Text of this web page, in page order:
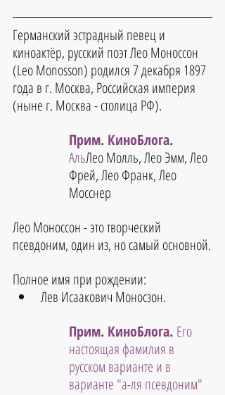
Германский эстрадный певец и
киноактёр, русский поэт Лео Моноссон
(Leo Monosson) родился 7 декабря 1897
года в г. Москва, Российская империя
(ныне г. Москва - столица РФ).
Прим. КиноБлога.
АльЛео Молль, Лео Эмм, Лео
Фрей, Лео Франк, Лео
Мосснер
Лео Моноссон - это творческий
псевдоним, один из, но самый основной.
Полное имя при рождении:
Лев Исаакович Моносзон.
Прим. КиноБлога. Его
настоящая фамилия в
русском варианте и в
варианте "а-ля псевдоним"